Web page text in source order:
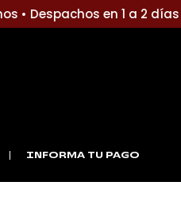
• Despachos en 1 a 2
INFORMA TU PAGO